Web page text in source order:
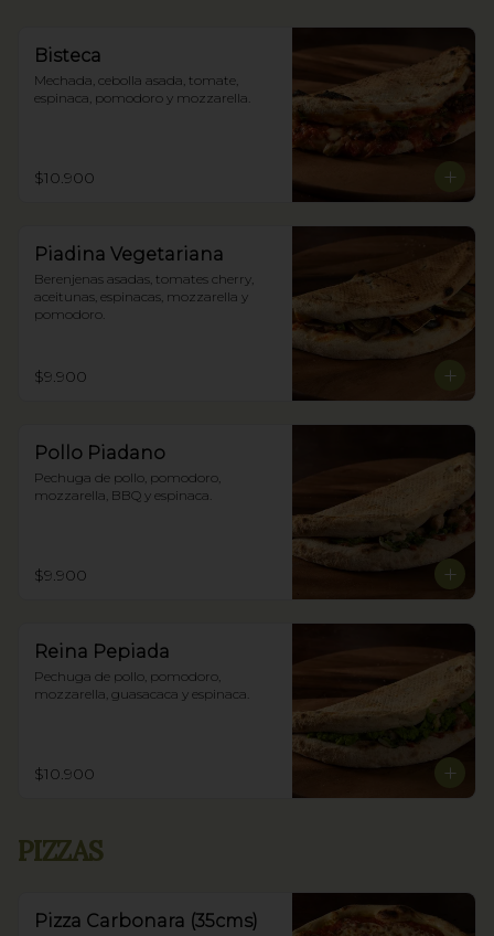
Bisteca
Mechada, cebolla asada, tomate,
espinaca, pomodoro y mozzarella.
$10.900
Piadina Vegetariana
Berenjenas asadas, tomates cherry,
aceitunas, espinacas, mozzarella y
pomodoro.
$9.900
Pollo Piadano
Pechuga de pollo, pomodoro,
mozzarella, BBQ y espinaca.
$9.900
Reina Pepiada
Pechuga de pollo, pomodoro,
mozzarella, guasacaca y espinaca.
$10.900
PIZZAS
Pizza Carbonara (35cms)